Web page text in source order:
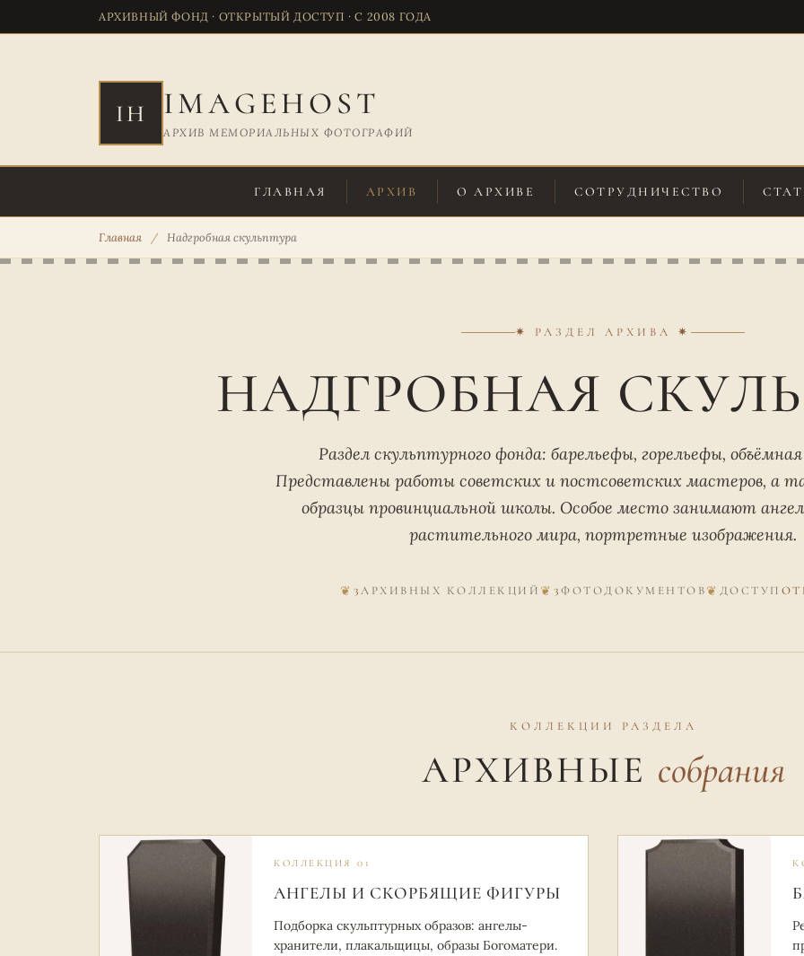
АРХИВНЫЙ ФОНД · ОТКРЫТЫЙ ДОСТУП · С 2008 ГОДА
IH IMAGEHOST
АРХИВ МЕМОРИАЛЬНЫХ ФОТОГРАФИЙ
ГЛАВНАЯ АРХИВ О АРХИВЕ СОТРУДНИЧЕСТВО
Главная / Надгробная скульптура
✷ РАЗДЕЛ АРХИВА ✷
НАДГРОБНАЯ
Раздел скульптурного фонда: барельефы, горельефы,
Представлены работы советских и постсоветских мастеров, а
образцы провинциальной школы. Особое место занимают
растительного мира, портретные изображения.
3АРХИВНЫХ КОЛЛЕКЦИЙ 3ФОТОДОКУМЕНТОВ ДОСТУП
КОЛЛЕКЦИИ РАЗДЕЛА
АРХИВНЫЕ собрания
КОЛЛЕКЦИЯ 01
АНГЕЛЫ И СКОРБЯЩИЕ ФИГУРЫ
Подборка скульптурных образов: ангелы-
хранители, плакальщицы, образы Богоматери.